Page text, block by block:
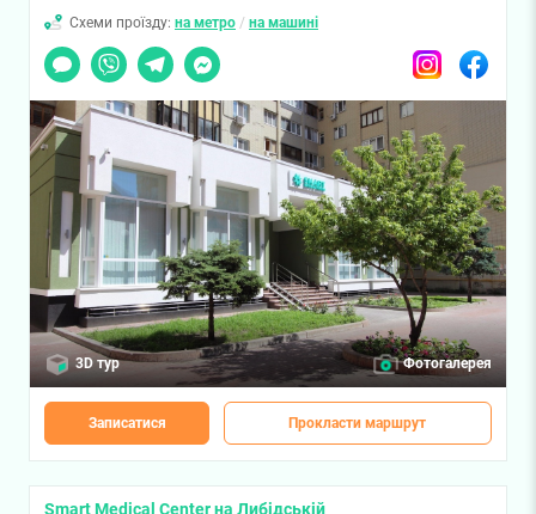
Схеми проїзду: на метро / на машині
Чат
Viber TelegramMessenger InstagramFacebook
3D тур Фотогалерея
Записатися Прокласти маршрут
Smart Medical Center на Либідській